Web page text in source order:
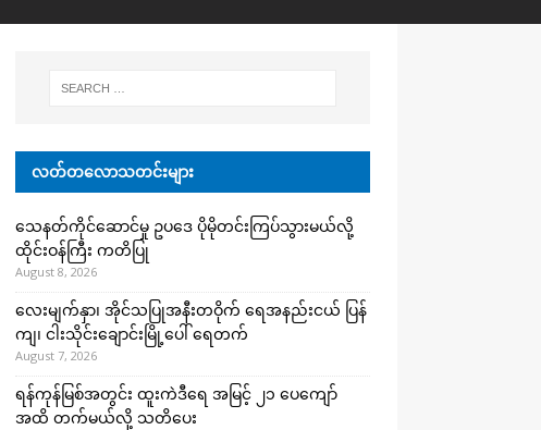
လတ်တလောသတင်းများ
သေနတ်ကိုင်ဆောင်မှု ဥပဒေ ပိုမိုတင်းကြပ်သွားမယ်လို့
ထိုင်းဝန်ကြီး ကတိပြု
August 8, 2026
လေးမျက်နှာ၊ အိုင်သပြုအနီးတဝိုက် ရေအနည်းငယ် ပြန်
ကျ၊ ငါးသိုင်းချောင်းမြို့ပေါ် ရေတက်
August 7, 2026
ရန်ကုန်မြစ်အတွင်း ထူးကဲဒီရေ အ​မြင့် ၂၁ ပေကျော်
အထိ တက်မယ်လို့ သတိပေး